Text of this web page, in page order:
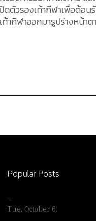
ดตัวรองเท้ากีฬาเพื่อต้อน
ากีฬาออกมารูปร่างหน้าตา
Popular Posts
…
Tue, October 6.